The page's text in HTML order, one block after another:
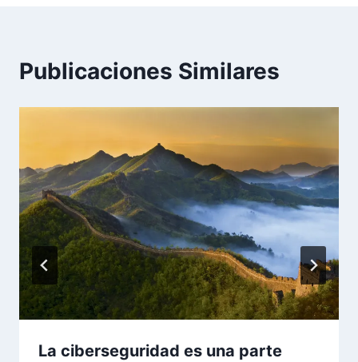
Publicaciones Similares
La ciberseguridad es una parte